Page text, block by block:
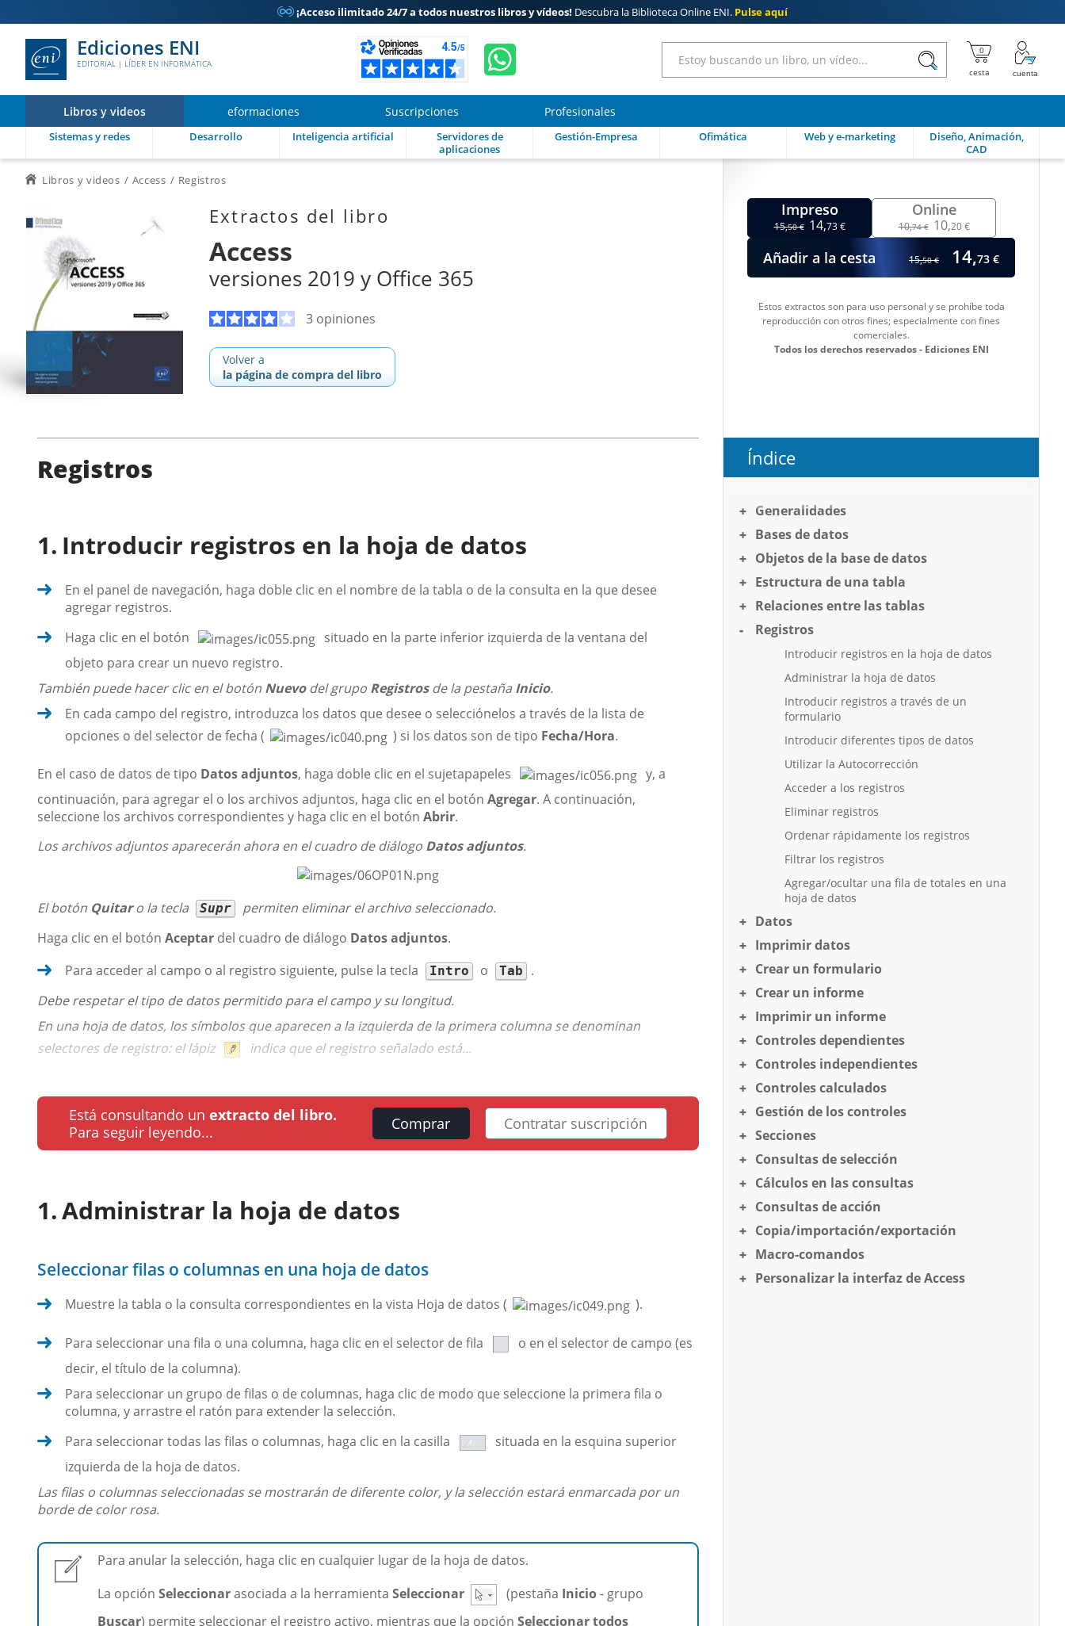
 ¡Acceso ilimitado 24/7 a todos nuestros libros y vídeos! Descubra la Biblioteca Online ENI. Pulse aquí
Ediciones ENI
EDITORIAL | LÍDER EN INFORMÁTICA 
Libros y videos eformaciones Suscripciones Profesionales
Sistemas y redes Desarrollo Inteligencia artificial
Servidores de
aplicaciones
Gestión-Empresa Ofimática Web y e-marketing
Diseño, Animación,
CAD
Libros y videos Access Registros
Extractos del libro
Access
versiones 2019 y Office 365
3 opiniones
Volver a
la página de compra del libro
Impreso
15,50 € 14,73 €
Online
10,74 € 10,20 €
Añadir a la cesta 15,50 € 14,73 €
Estos extractos son para uso personal y se prohíbe toda
reproducción con otros fines; especialmente con fines
comerciales.
Todos los derechos reservados - Ediciones ENI
Registros
Introducir registros en la hoja de datos
En el panel de navegación, haga doble clic en el nombre de la tabla o de la consulta en la que desee
agregar registros.
Haga clic en el botón
situado en la parte inferior izquierda de la ventana del
objeto para crear un nuevo registro.
También puede hacer clic en el botón Nuevodel grupo Registrosde la pestaña Inicio.
En cada campo del registro, introduzca los datos que desee o selecciónelos a través de la lista de
opciones o del selector de fecha (
) si los datos son de tipo Fecha/Hora.
En el caso de datos de tipo Datos adjuntos, haga doble clic en el sujetapapeles
y, a
continuación, para agregar el o los archivos adjuntos, haga clic en el botón Agregar. A continuación,
seleccione los archivos correspondientes y haga clic en el botón Abrir.
Los archivos adjuntos aparecerán ahora en el cuadro de diálogo Datos adjuntos.
El botón Quitaro la tecla Supr
permiten eliminar el archivo seleccionado.
Haga clic en el botón Aceptar del cuadro de diálogo Datos adjuntos.
Para acceder al campo o al registro siguiente, pulse la tecla
Intro o Tab
.
Debe respetar el tipo de datos permitido para el campo y su longitud.
En una hoja de datos, los símbolos que aparecen a la izquierda de la primera columna se denominan
selectores de registro: el lápiz
indica que el registro señalado está...
Está consultando un extracto del libro.
Para seguir leyendo...
Comprar Contratar suscripción
Administrar la hoja de datos
Seleccionar filas o columnas en una hoja de datos
Muestre la tabla o la consulta correspondientes en la vista Hoja de datos ( ).
Para seleccionar una fila o una columna, haga clic en el selector de fila
o en el selector de campo (es
decir, el título de la columna).
Para seleccionar un grupo de filas o de columnas, haga clic de modo que seleccione la primera fila o
columna, y arrastre el ratón para extender la selección.
Para seleccionar todas las filas o columnas, haga clic en la casilla
situada en la esquina superior
izquierda de la hoja de datos.
Las filas o columnas seleccionadas se mostrarán de diferente color, y la selección estará enmarcada por un
borde de color rosa.
Para anular la selección, haga clic en cualquier lugar de la hoja de datos.
La opción Seleccionarasociada a la herramienta Seleccionar (pestaña Inicio- grupo
Buscar) permite seleccionar el registro activo, mientras que la opción Seleccionar todos
Índice
Generalidades
Bases de datos
Objetos de la base de datos
Estructura de una tabla
Relaciones entre las tablas
Registros
Introducir registros en la hoja de datos
Administrar la hoja de datos
Introducir registros a través de un
formulario
Introducir diferentes tipos de datos
Utilizar la Autocorrección
Acceder a los registros
Eliminar registros
Ordenar rápidamente los registros
Filtrar los registros
Agregar/ocultar una fila de totales en una
hoja de datos
Datos
Imprimir datos
Crear un formulario
Crear un informe
Imprimir un informe
Controles dependientes
Controles independientes
Controles calculados
Gestión de los controles
Secciones
Consultas de selección
Cálculos en las consultas
Consultas de acción
Copia/importación/exportación
Macro-comandos
Personalizar la interfaz de Access